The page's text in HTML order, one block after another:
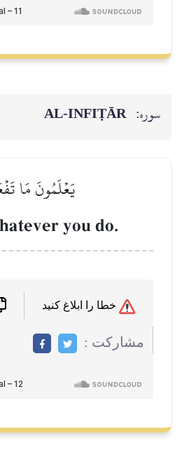
سوره: AL‑INFIṬĀR
يَعۡلَمُونَ مَا
you do.
مشاركت :